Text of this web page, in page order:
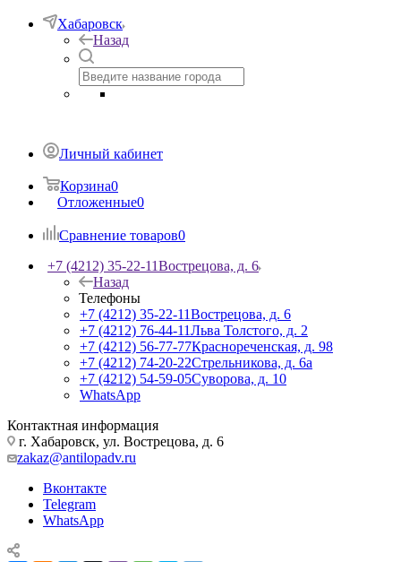
Хабаровск
Назад
Личный кабинет
Корзина0
Отложенные0
Сравнение товаров0
+7 (4212) 35-22-11Вострецова, д. 6
Назад
Телефоны
+7 (4212) 35-22-11Вострецова, д. 6
+7 (4212) 76-44-11Льва Толстого, д. 2
+7 (4212) 56-77-77Краснореченская, д. 98
+7 (4212) 74-20-22Стрельникова, д. 6а
+7 (4212) 54-59-05Суворова, д. 10
WhatsApp
Контактная информация
г. Хабаровск, ул. Вострецова, д. 6
zakaz@antilopadv.ru
Вконтакте
Telegram
WhatsApp